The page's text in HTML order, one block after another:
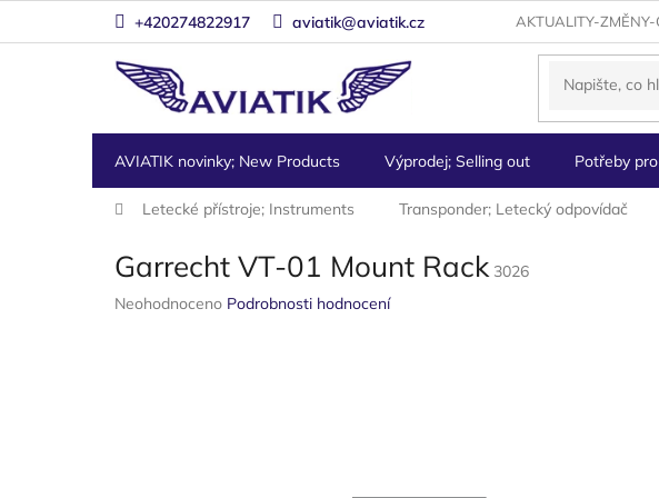
+420274822917 aviatik@aviatik.cz AKTUALITY-
AVIATIK novinky; New Products Výprodej; Selling out Potřeby
Letecké přístroje; Instruments Transponder; Letecký odpovídač
Garrecht VT-01 Mount Rack 3026
Průměrné
Neohodnoceno Podrobnosti hodnocení